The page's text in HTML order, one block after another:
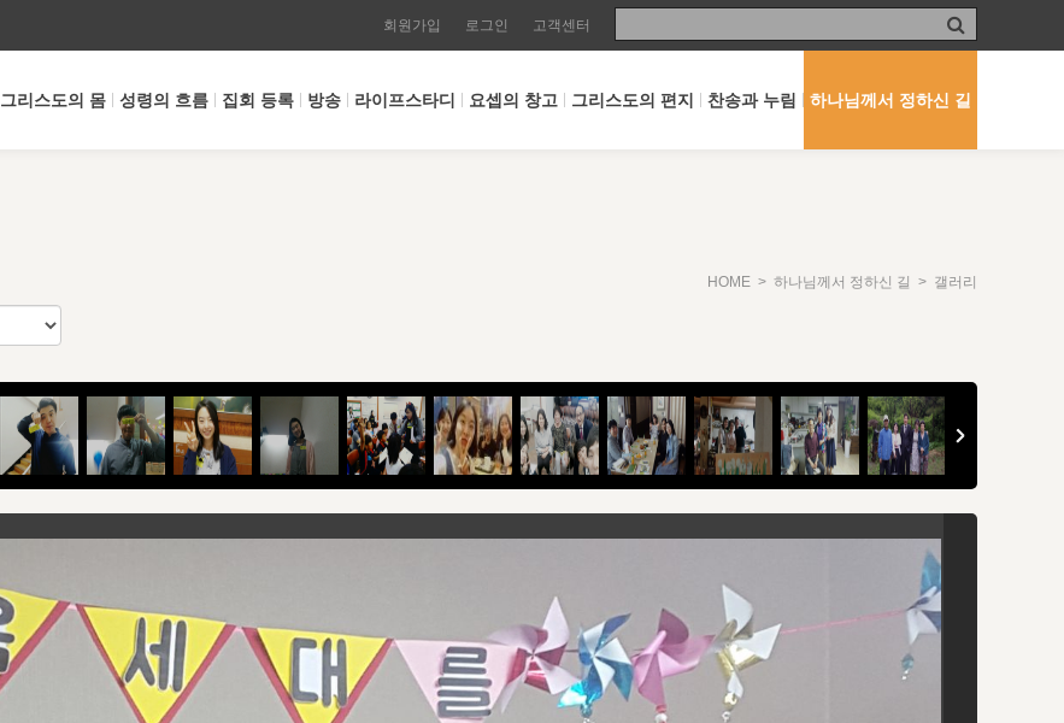
회원가입 로그인 고객센터
그리스도의 몸 성령의 흐름 집회 등록 방송 라이프스타디 요셉의 창고 그리스도의 편지 찬송과 누림 하나님께서 정하신 길
HOME > 하나님께서 정하신 길 > 갤러리